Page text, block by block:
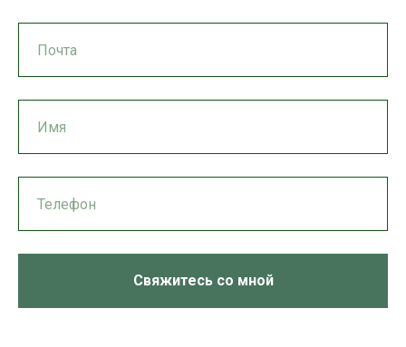
Свяжитесь со мной